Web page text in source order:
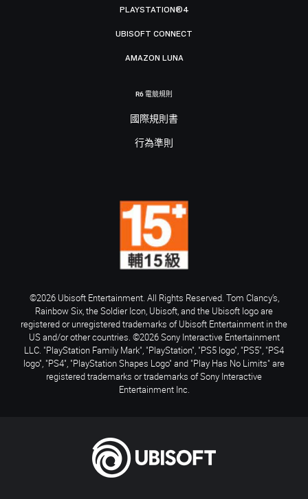
PLAYSTATION®4
UBISOFT CONNECT
AMAZON LUNA
R6 電競規則
國際規則書
行為準則
©2026 Ubisoft Entertainment. All Rights Reserved. Tom Clancy’s,
Rainbow Six, the Soldier Icon, Ubisoft, and the Ubisoft logo are
registered or unregistered trademarks of Ubisoft Entertainment in the
US and/or other countries. ©2026 Sony Interactive Entertainment
LLC. "PlayStation Family Mark", "PlayStation", "PS5 logo", "PS5", "PS4
logo", "PS4", "PlayStation Shapes Logo" and "Play Has No Limits" are
registered trademarks or trademarks of Sony Interactive
Entertainment Inc.